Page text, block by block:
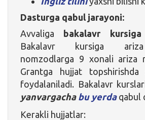
Dasturga qabul jarayoni:
Avvaliga bakalavr kursiga
Bakalavr kursiga
nomzodlarga 9 xonali ariza
Grantga hujjat topshirishda
foydalaniladi. Bakalavr
yanvargacha bu yerda qabul
Kerakli hujjatlar: